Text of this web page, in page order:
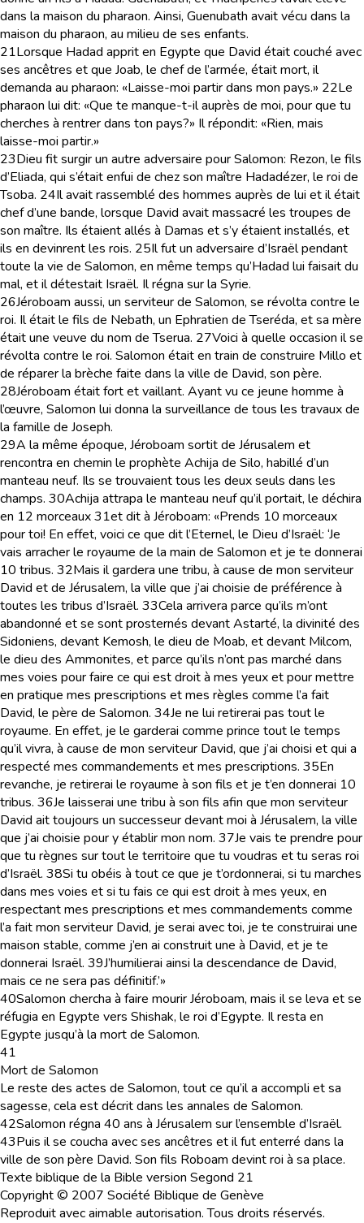
dans la maison du pharaon. Ainsi, Guenubath avait vécu dans la
maison du pharaon, au milieu de ses enfants.
21Lorsque Hadad apprit en Egypte que David était couché avec
ses ancêtres et que Joab, le chef de l’armée, était mort, il
demanda au pharaon: «Laisse-moi partir dans mon pays.» 22Le
pharaon lui dit: «Que te manque-t-il auprès de moi, pour que tu
cherches à rentrer dans ton pays?» Il répondit: «Rien, mais
laisse-moi partir.»
23Dieu fit surgir un autre adversaire pour Salomon: Rezon, le fils
d’Eliada, qui s’était enfui de chez son maître Hadadézer, le roi de
Tsoba. 24Il avait rassemblé des hommes auprès de lui et il était
chef d’une bande, lorsque David avait massacré les troupes de
son maître. Ils étaient allés à Damas et s’y étaient installés, et
ils en devinrent les rois. 25Il fut un adversaire d’Israël pendant
toute la vie de Salomon, en même temps qu’Hadad lui faisait du
mal, et il détestait Israël. Il régna sur la Syrie.
26Jéroboam aussi, un serviteur de Salomon, se révolta contre le
roi. Il était le fils de Nebath, un Ephratien de Tseréda, et sa mère
était une veuve du nom de Tserua. 27Voici à quelle occasion il se
révolta contre le roi. Salomon était en train de construire Millo et
de réparer la brèche faite dans la ville de David, son père.
28Jéroboam était fort et vaillant. Ayant vu ce jeune homme à
l’œuvre, Salomon lui donna la surveillance de tous les travaux de
la famille de Joseph.
29A la même époque, Jéroboam sortit de Jérusalem et
rencontra en chemin le prophète Achija de Silo, habillé d’un
manteau neuf. Ils se trouvaient tous les deux seuls dans les
champs. 30Achija attrapa le manteau neuf qu’il portait, le déchira
en 12 morceaux31et dit à Jéroboam: «Prends 10 morceaux
pour toi! En effet, voici ce que dit l’Eternel, le Dieu d’Israël: ‘Je
vais arracher le royaume de la main de Salomon et je te donnerai
10 tribus. 32Mais il gardera une tribu, à cause de mon serviteur
David et de Jérusalem, la ville que j’ai choisie de préférence à
toutes les tribus d’Israël. 33Cela arrivera parce qu’ils m’ont
abandonné et se sont prosternés devant Astarté, la divinité des
Sidoniens, devant Kemosh, le dieu de Moab, et devant Milcom,
le dieu des Ammonites, et parce qu’ils n’ont pas marché dans
mes voies pour faire ce qui est droit à mes yeux et pour mettre
en pratique mes prescriptions et mes règles comme l’a fait
David, le père de Salomon. 34Je ne lui retirerai pas tout le
royaume. En effet, je le garderai comme prince tout le temps
qu’il vivra, à cause de mon serviteur David, que j’ai choisi et qui a
respecté mes commandements et mes prescriptions. 35En
revanche, je retirerai le royaume à son fils et je t’en donnerai 10
tribus. 36Je laisserai une tribu à son fils afin que mon serviteur
David ait toujours un successeur devant moi à Jérusalem, la ville
que j’ai choisie pour y établir mon nom. 37Je vais te prendre pour
que tu règnes sur tout le territoire que tu voudras et tu seras roi
d’Israël. 38Si tu obéis à tout ce que je t’ordonnerai, si tu marches
dans mes voies et si tu fais ce qui est droit à mes yeux, en
respectant mes prescriptions et mes commandements comme
l’a fait mon serviteur David, je serai avec toi, je te construirai une
maison stable, comme j’en ai construit une à David, et je te
donnerai Israël. 39J’humilierai ainsi la descendance de David,
mais ce ne sera pas définitif.’»
40Salomon chercha à faire mourir Jéroboam, mais il se leva et se
réfugia en Egypte vers Shishak, le roi d’Egypte. Il resta en
Egypte jusqu’à la mort de Salomon.
41
Mort de Salomon
Le reste des actes de Salomon, tout ce qu’il a accompli et sa
sagesse, cela est décrit dans les annales de Salomon.
42Salomon régna 40 ans à Jérusalem sur l’ensemble d’Israël.
43Puis il se coucha avec ses ancêtres et il fut enterré dans la
ville de son père David. Son fils Roboam devint roi à sa place.
Texte biblique de la Bible version Segond 21
Copyright © 2007 Société Biblique de Genève
Reproduit avec aimable autorisation. Tous droits réservés.